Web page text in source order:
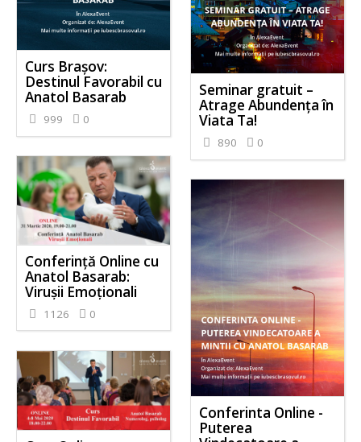
Curs Brașov:
Destinul Favorabil cu
Anatol Basarab
999 0
Seminar gratuit –
Atrage Abundența în
Viata Ta!
890 0
Conferință Online cu
Anatol Basarab:
Virușii Emoționali
1126 0
Conferinta Online -
Puterea